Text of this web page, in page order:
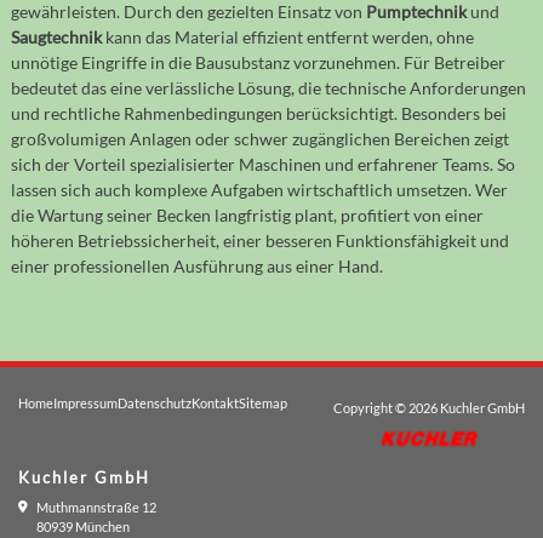
gewährleisten. Durch den gezielten Einsatz von Pumptechnikund
Saugtechnikkann das Material effizient entfernt werden, ohne
unnötige Eingriffe in die Bausubstanz vorzunehmen. Für Betreiber
bedeutet das eine verlässliche Lösung, die technische Anforderungen
und rechtliche Rahmenbedingungen berücksichtigt. Besonders bei
großvolumigen Anlagen oder schwer zugänglichen Bereichen zeigt
sich der Vorteil spezialisierter Maschinen und erfahrener Teams. So
lassen sich auch komplexe Aufgaben wirtschaftlich umsetzen. Wer
die Wartung seiner Becken langfristig plant, profitiert von einer
höheren Betriebssicherheit, einer besseren Funktionsfähigkeit und
einer professionellen Ausführung aus einer Hand.
HomeImpressumDatenschutzKontaktSitemap Copyright © 2026 Kuchler GmbH
Kuchler GmbH
Muthmannstraße 12
80939 München